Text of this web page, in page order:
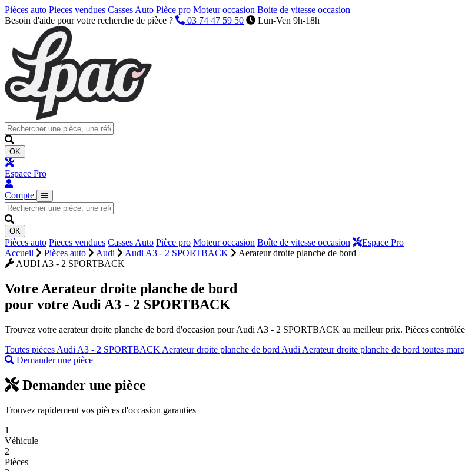
Pièces auto Pieces vendues Casses Auto Pièce pro Moteur occasion Boite de vitesse occasion
Besoin d'aide pour votre recherche de pièce ?
03 74 47 59 50 Lun-Ven 9h-18h
OK
Espace Pro
Compte
OK
Pièces auto Pieces vendues Casses Auto Pièce pro Moteur occasion Boîte de vitesse occasion
Espace Pro
Accueil
Pièces auto Audi Audi A3 - 2 SPORTBACK
Aerateur droite planche de bord
AUDI A3 - 2 SPORTBACK
Votre Aerateur droite planche de bord
pour votre Audi A3 - 2 SPORTBACK
Trouvez votre aerateur droite planche de bord d'occasion pour Audi A3 - 2 SPORTBACK au meilleur prix. Pièces
Toutes pièces Audi A3 - 2 SPORTBACK Aerateur droite planche de bord Audi Aerateur droite planche de bord toutes
Demander une pièce
Demander une pièce
Trouvez rapidement vos pièces d'occasion garanties
1
Véhicule
2
Pièces